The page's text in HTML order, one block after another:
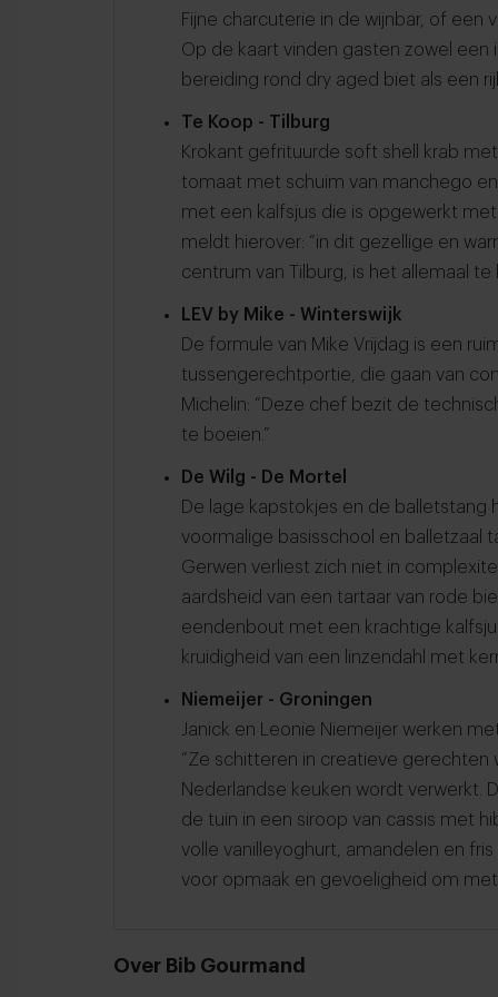
Fijne charcuterie in de wijnbar, of een
Op de kaart vinden gasten zowel
bereiding rond dry aged biet als een
Te Koop - Tilburg
Krokant gefrituurde soft shell krab
tomaat met schuim van manchego
met een kalfsjus die is opgewerkt
meldt hierover: “in dit gezellige en
centrum van Tilburg, is het allemaal te
LEV by Mike - Winterswijk
De formule van Mike Vrijdag is een
tussengerechtportie, die gaan van
Michelin: “Deze chef bezit de
te boeien.”
De Wilg - De Mortel
De lage kapstokjes en de balletstang
voormalige basisschool en balletzaal
Gerwen verliest zich niet in
aardsheid van een tartaar van rode
eendenbout met een krachtige
kruidigheid van een linzendahl met
Niemeijer - Groningen
Janick en Leonie Niemeijer werken
“Ze schitteren in creatieve gerechten
Nederlandse keuken wordt verwerkt.
de tuin in een siroop van cassis met
volle vanilleyoghurt, amandelen en
voor opmaak en gevoeligheid om
Over Bib Gourmand